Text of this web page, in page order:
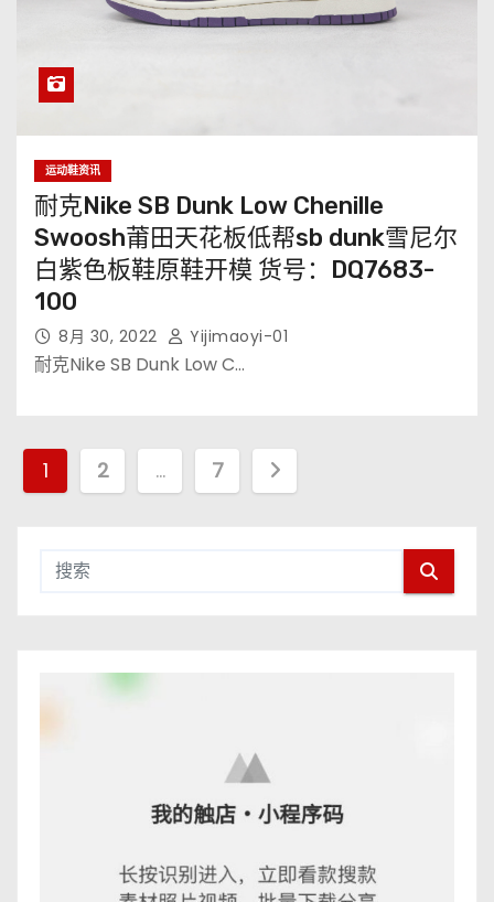
运动鞋资讯
耐克Nike SB Dunk Low Chenille
Swoosh莆田天花板低帮sb dunk雪尼尔
白紫色板鞋原鞋开模 货号：DQ7683-
100
8月 30, 2022 Yijimaoyi-01
耐克Nike SB Dunk Low C…
文1 2 … 7